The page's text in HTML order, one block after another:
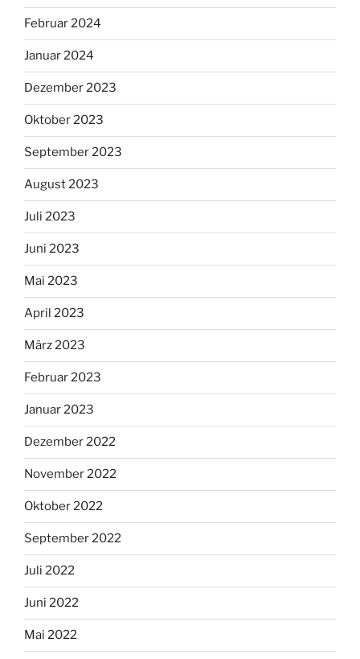
Februar 2024
Januar 2024
Dezember 2023
Oktober 2023
September 2023
August 2023
Juli 2023
Juni 2023
Mai 2023
April 2023
März 2023
Februar 2023
Januar 2023
Dezember 2022
November 2022
Oktober 2022
September 2022
Juli 2022
Juni 2022
Mai 2022